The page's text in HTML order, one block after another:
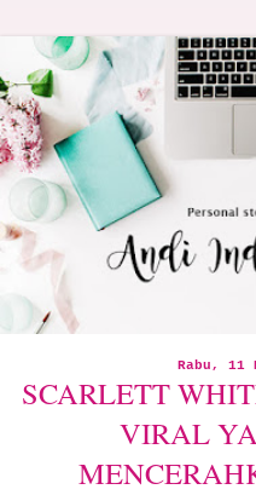
Rabu, 11
SCARLETT
VIRAL